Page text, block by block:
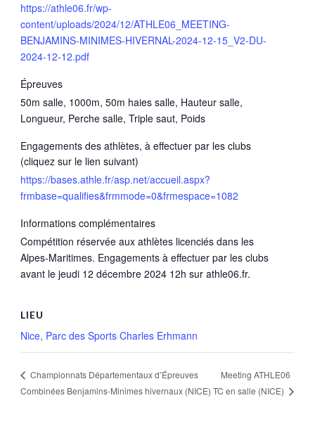
https://athle06.fr/wp-
content/uploads/2024/12/ATHLE06_MEETING-
BENJAMINS-MINIMES-HIVERNAL-2024-12-15_V2-DU-
2024-12-12.pdf
Épreuves
50m salle, 1000m, 50m haies salle, Hauteur salle,
Longueur, Perche salle, Triple saut, Poids
Engagements des athlètes, à effectuer par les clubs
(cliquez sur le lien suivant)
https://bases.athle.fr/asp.net/accueil.aspx?
frmbase=qualifies&frmmode=0&frmespace=1082
Informations complémentaires
Compétition réservée aux athlètes licenciés dans les
Alpes-Maritimes. Engagements à effectuer par les clubs
avant le jeudi 12 décembre 2024 12h sur athle06.fr.
LIEU
Nice, Parc des Sports Charles Erhmann
Championnats Départementaux d’Épreuves
Combinées Benjamins-Minimes hivernaux (NICE)
Meeting ATHLE06
TC en salle (NICE)